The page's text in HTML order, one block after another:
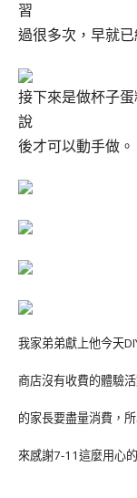
習
過很多次，早就已
接下來是做杯子
說
後才可以動手做。
我家弟弟獻上他今天
商店沒有收費的體驗
的家長要盡量消費，
來感謝7-11這麼用心